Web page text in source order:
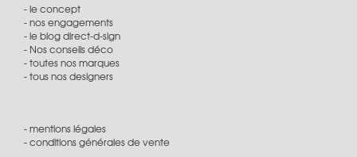
le concept
nos engagements
le blog direct-d-sign
Nos conseils déco
toutes nos marques
tous nos designers
mentions légales
conditions générales de vente